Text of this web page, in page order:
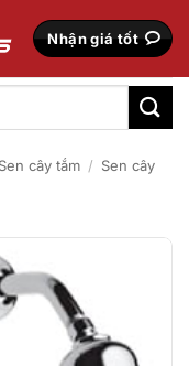
Nhận giá tốt
Sen cây tắm / Sen cây